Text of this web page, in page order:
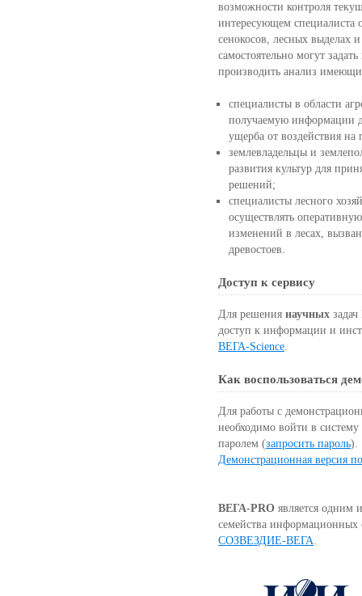
возможности контроля
интересующем специалиста
сенокосов, лесных выделах
самостоятельно могут
производить анализ
специалисты в области
получаемую информации
ущерба от воздействия
землевладельцы и
развития культур для
решений;
специалисты лесного
осуществлять
изменений в лесах,
древостоев.
Доступ к сервису
Для решениянаучных
доступ к информации и
ВЕГА-Science.
Как воспользоваться
Для работы с
необходимо войти в
паролем(запросить пароль).
Демонстрационная версия
ВЕГА-PRO является одним
семейства информационных
СОЗВЕЗДИЕ-ВЕГА.